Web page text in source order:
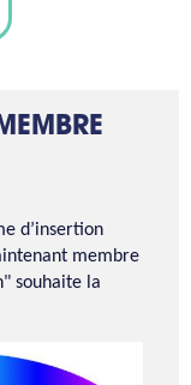
d’insertion
membre
souhaite la